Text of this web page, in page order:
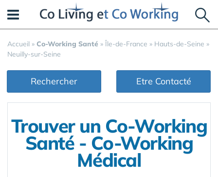
Accueil » Co-Working Santé » Île-de-France » Hauts-de-Seine »
Neuilly-sur-Seine
Rechercher Etre Contacté
Trouver un Co-Working
Santé - Co-Working
Médical
Panneau de gestion des cookies